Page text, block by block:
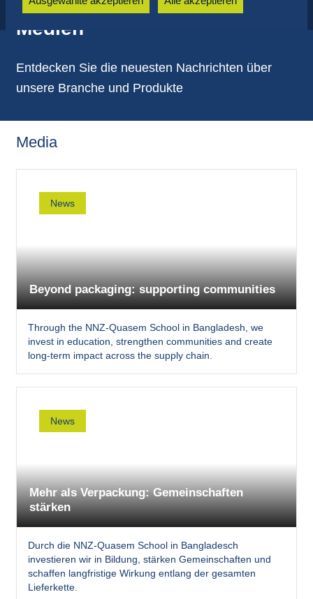
Medien
Entdecken Sie die neuesten Nachrichten über
unsere Branche und Produkte
Media
News
Beyond packaging: supporting communities
Through the NNZ-Quasem School in Bangladesh, we
invest in education, strengthen communities and create
long-term impact across the supply chain.
News
Mehr als Verpackung: Gemeinschaften
stärken
Durch die NNZ-Quasem School in Bangladesch
investieren wir in Bildung, stärken Gemeinschaften und
schaffen langfristige Wirkung entlang der gesamten
Lieferkette.